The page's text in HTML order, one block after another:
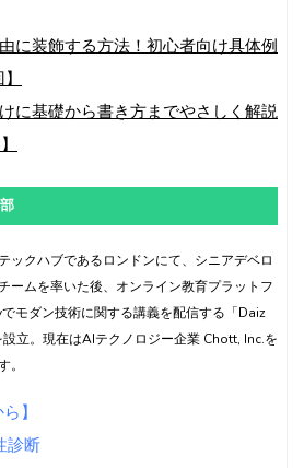
に装飾する方法！初心者向け具体例
に基礎から書き方までやさしく解説
ックハブであるロンドンにて、シニアデベロ
ームを率いた後、オンライン教育プラットフ
モダン技術に関する講義を配信する「Daiz
立。現在はAIテクノロジー企業 Chott, Inc.を
。
】
診断